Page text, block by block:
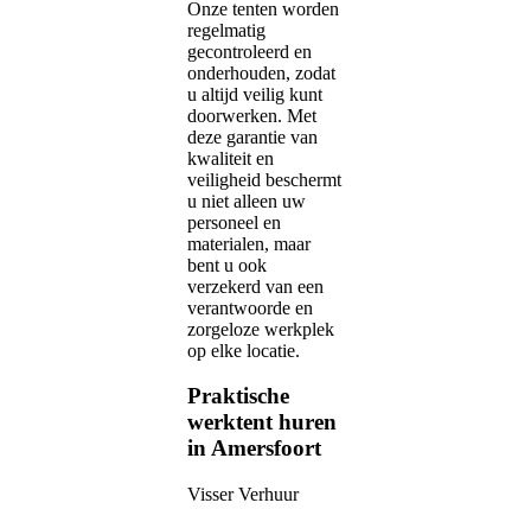
Onze tenten worden
regelmatig
gecontroleerd en
onderhouden, zodat
u altijd veilig kunt
doorwerken. Met
deze garantie van
kwaliteit en
veiligheid beschermt
u niet alleen uw
personeel en
materialen, maar
bent u ook
verzekerd van een
verantwoorde en
zorgeloze werkplek
op elke locatie.
Praktische
werktent huren
in Amersfoort
Visser Verhuur